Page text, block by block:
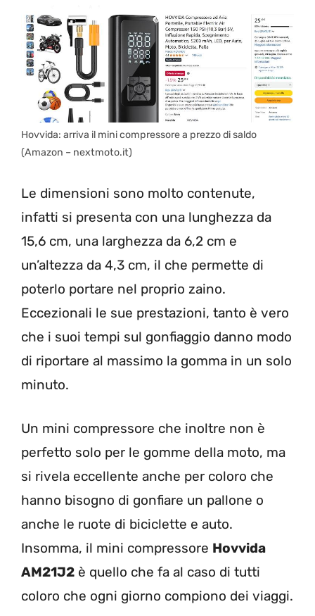
Hovvida: arriva il mini compressore a prezzo di saldo
(Amazon – nextmoto.it)
Le dimensioni sono molto contenute,
infatti si presenta con una lunghezza da
15,6 cm, una larghezza da 6,2 cm e
un’altezza da 4,3 cm, il che permette di
poterlo portare nel proprio zaino.
Eccezionali le sue prestazioni, tanto è vero
che i suoi tempi sul gonfiaggio danno modo
di riportare al massimo la gomma in un solo
minuto.
Un mini compressore che inoltre non è
perfetto solo per le gomme della moto, ma
si rivela eccellente anche per coloro che
hanno bisogno di gonfiare un pallone o
anche le ruote di biciclette e auto.
Insomma, il mini compressore Hovvida
AM21J2 è quello che fa al caso di tutti
coloro che ogni giorno compiono dei viaggi.